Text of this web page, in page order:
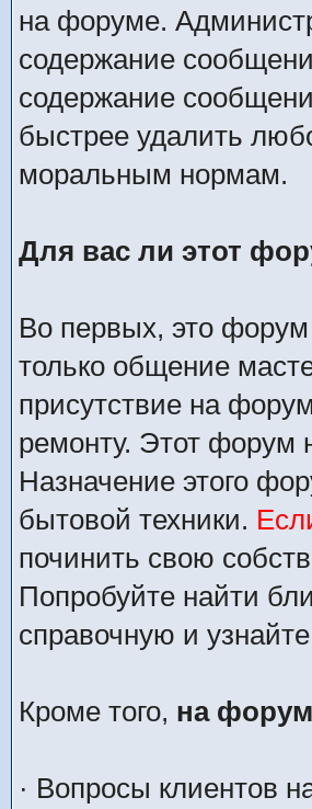
на форуме.
содержание
содержание
быстрее удалить
моральным нормам.
Для вас ли этот
Во первых, это
только общение
присутствие на
ремонту. Этот
Назначение этого
бытовой техники.
починить свою
Попробуйте найти
справочную и
Кроме того, на
· Вопросы клиентов